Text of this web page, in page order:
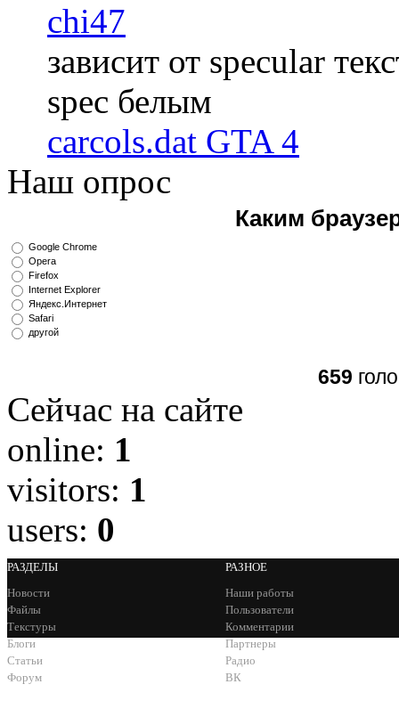
chi47
зависит от specular
spec белым
carcols.dat GTA 4
Наш опрос
Каким
Google Chrome
Opera
Firefox
Internet Explorer
Яндекс.Интернет
Safari
другой
659
Сейчас на сайте
online: 1
visitors: 1
users: 0
РАЗДЕЛЫ
Новости
Файлы
Текстуры
Блоги
Статьи
Форум
РАЗНОЕ
Наши работы
Пользователи
Комментарии
Партнеры
Радио
ВК